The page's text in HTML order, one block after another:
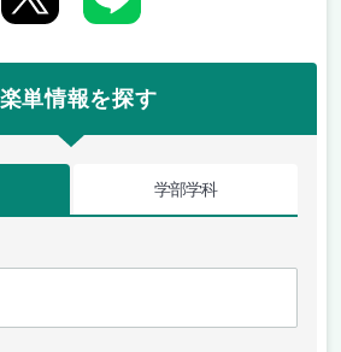
単情報を探す
学部学科